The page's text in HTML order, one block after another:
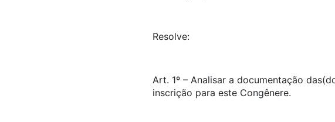
Resolve:
Art. 1º – Analisar a documentação
inscrição para este Congênere.